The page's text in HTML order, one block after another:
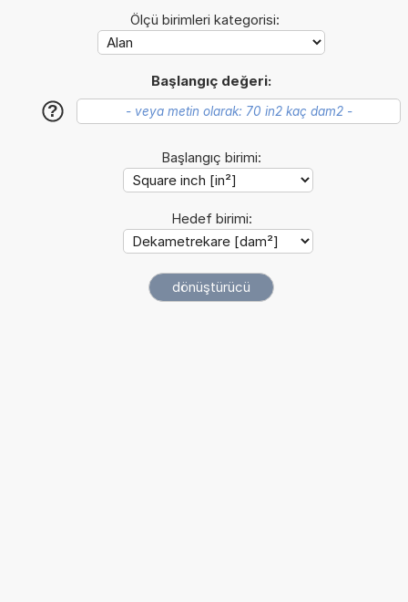
Ölçü birimleri kategorisi:
Başlangıç değeri:
?
Başlangıç birimi:
Hedef birimi: